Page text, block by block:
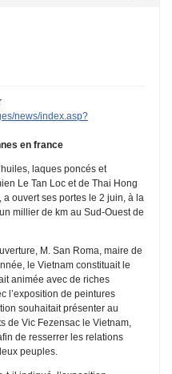
news/index.asp?
en france
laques poncés et
Le Tan Loc et de Thai Hong
ouvert ses portes le 2 juin, à la
millier de km au Sud-Ouest de
M. San Roma, maire de
le Vietnam constituait le
animée avec de riches
l’exposition de peintures
souhaitait présenter au
de Vic Fezensac le Vietnam,
de resserrer les relations
peuples.